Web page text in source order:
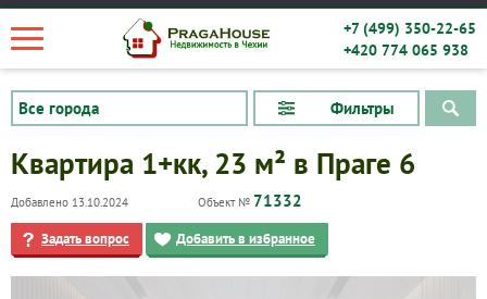
+7 (499) 350-22-65
+420 774 065 938
Фильтры
Квартира 1+кк, 23 м² в Праге 6
Добавлено 13.10.2024 Объект № 71332
Задать вопрос Добавить в избранное